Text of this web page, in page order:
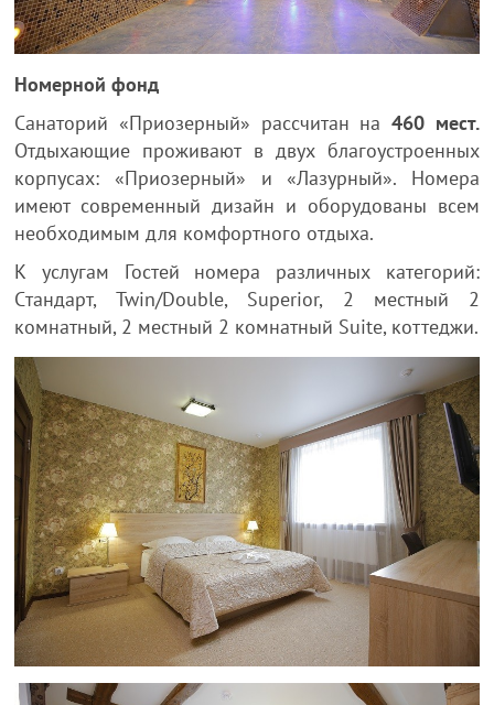
Номерной фонд
Санаторий «Приозерный» рассчитан на 460 мест.
Отдыхающие проживают в двух благоустроенных
корпусах: «Приозерный» и «Лазурный». Номера
имеют современный дизайн и оборудованы всем
необходимым для комфортного отдыха.
К услугам Гостей номера различных категорий:
Cтандарт, Twin/Double, Superior, 2 местный 2
комнатный, 2 местный 2 комнатный Suite, коттеджи.